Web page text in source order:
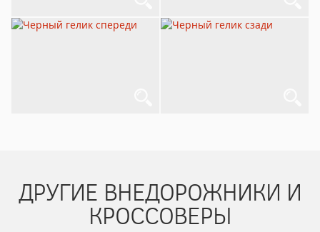
ДРУГИЕ ВНЕДОРОЖНИКИ И
КРОССОВЕРЫ